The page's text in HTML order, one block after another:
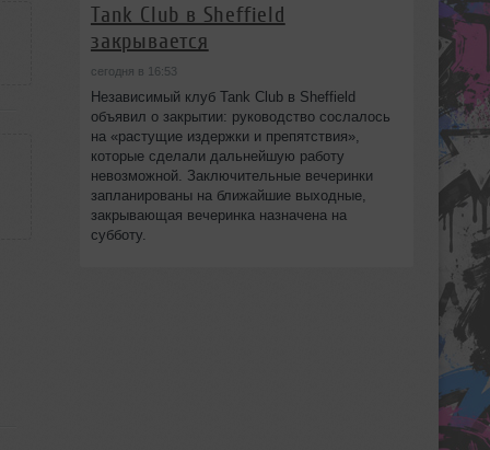
Tank Club в Sheffield
закрывается
сегодня в 16:53
Независимый клуб Tank Club в Sheffield
объявил о закрытии: руководство сослалось
на «растущие издержки и препятствия»,
которые сделали дальнейшую работу
невозможной. Заключительные вечеринки
запланированы на ближайшие выходные,
закрывающая вечеринка назначена на
субботу.